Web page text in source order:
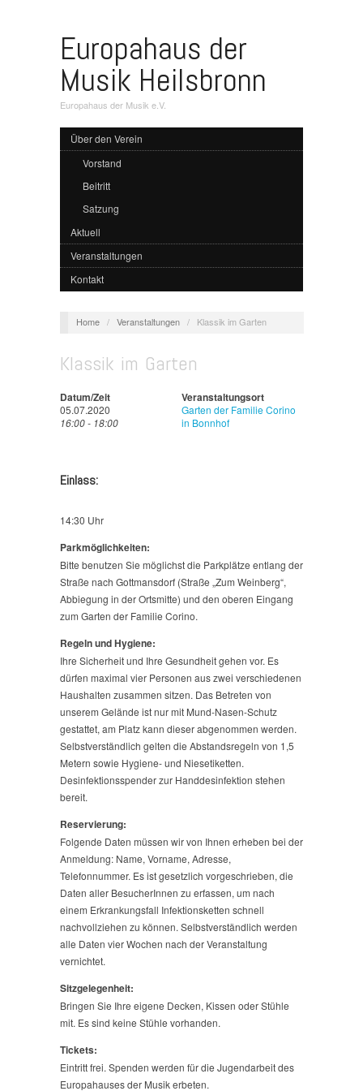
Europahaus der
Musik Heilsbronn
Europahaus der Musik e.V.
Über den Verein
Vorstand
Beitritt
Satzung
Aktuell
Veranstaltungen
Kontakt
Home / Veranstaltungen / Klassik im Garten
Klassik im Garten
Datum/Zeit
05.07.2020
16:00 - 18:00
Veranstaltungsort
Garten der Familie Corino
in Bonnhof
Einlass:
14:30 Uhr
Parkmöglichkeiten:
Bitte benutzen Sie möglichst die Parkplätze entlang der
Straße nach Gottmansdorf (Straße „Zum Weinberg“,
Abbiegung in der Ortsmitte) und den oberen Eingang
zum Garten der Familie Corino.
Regeln und Hygiene:
Ihre Sicherheit und Ihre Gesundheit gehen vor. Es
dürfen maximal vier Personen aus zwei verschiedenen
Haushalten zusammen sitzen. Das Betreten von
unserem Gelände ist nur mit Mund-Nasen-Schutz
gestattet, am Platz kann dieser abgenommen werden.
Selbstverständlich gelten die Abstandsregeln von 1,5
Metern sowie Hygiene- und Niesetiketten.
Desinfektionsspender zur Handdesinfektion stehen
bereit.
Reservierung:
Folgende Daten müssen wir von Ihnen erheben bei der
Anmeldung: Name, Vorname, Adresse,
Telefonnummer. Es ist gesetzlich vorgeschrieben, die
Daten aller BesucherInnen zu erfassen, um nach
einem Erkrankungsfall Infektionsketten schnell
nachvollziehen zu können. Selbstverständlich werden
alle Daten vier Wochen nach der Veranstaltung
vernichtet.
Sitzgelegenheit:
Bringen Sie Ihre eigene Decken, Kissen oder Stühle
mit. Es sind keine Stühle vorhanden.
Tickets:
Eintritt frei. Spenden werden für die Jugendarbeit des
Europahauses der Musik erbeten.